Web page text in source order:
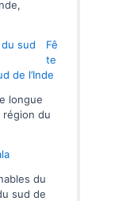
Fê
te
de l’Inde
longue
du
du
sud de